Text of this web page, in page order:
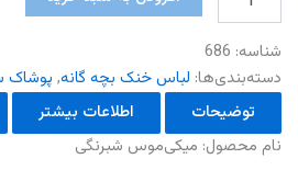
موس
عدد
شناسه: 686
دسته‌بندی‌ها: لباس خنک بچه گانه,
توضیحات
اطلاعات بیشتر
نام‌ محصول: میکی‌موس شبرنگی